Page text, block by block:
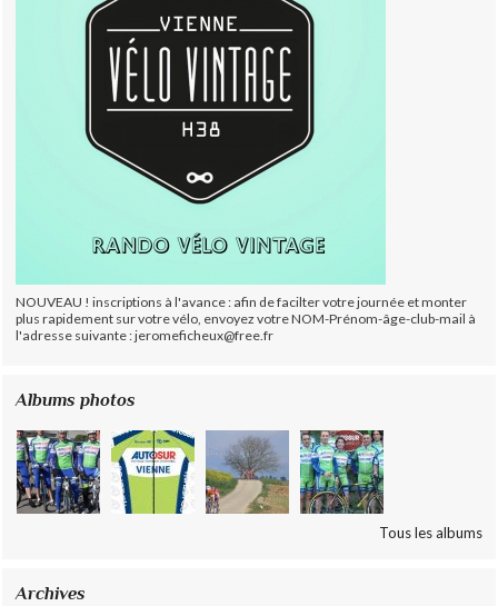
NOUVEAU ! inscriptions à l'avance : afin de facilter votre journée et monter
plus rapidement sur votre vélo, envoyez votre NOM-Prénom-âge-club-mail à
l'adresse suivante : jeromeficheux@free.fr
Albums photos
Tous les albums
Archives